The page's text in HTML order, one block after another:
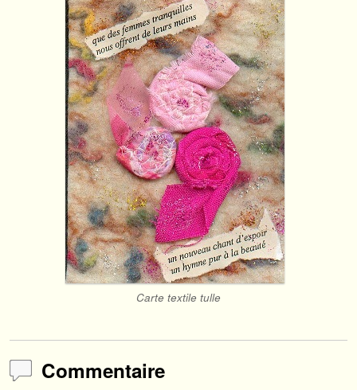
Carte textile tulle
Commentaire